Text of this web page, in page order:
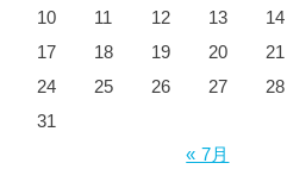
10
11 12 13 14
17
18 19 20 21
24
25 26 27 28
31
« 7月